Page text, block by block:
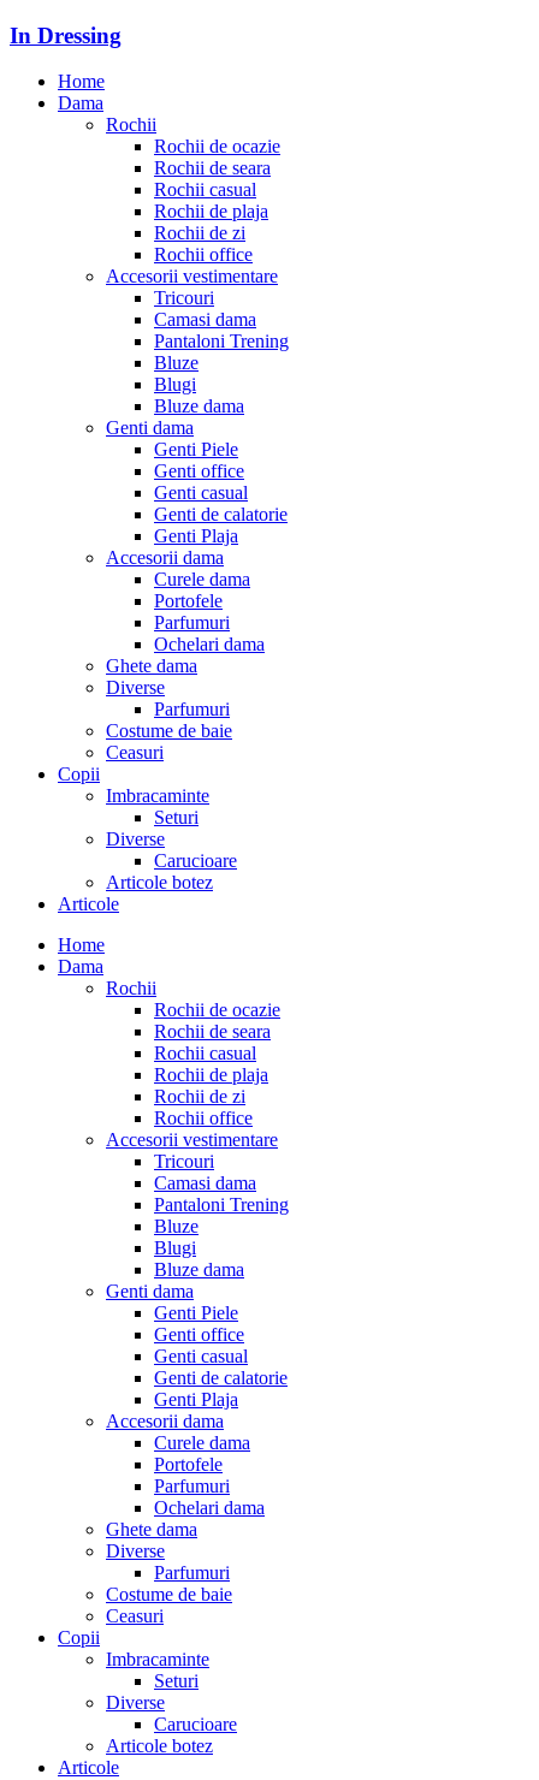
In Dressing
Home
Dama
Rochii
Rochii de ocazie
Rochii de seara
Rochii casual
Rochii de plaja
Rochii de zi
Rochii office
Accesorii vestimentare
Tricouri
Camasi dama
Pantaloni Trening
Bluze
Blugi
Bluze dama
Genti dama
Genti Piele
Genti office
Genti casual
Genti de calatorie
Genti Plaja
Accesorii dama
Curele dama
Portofele
Parfumuri
Ochelari dama
Ghete dama
Diverse
Parfumuri
Costume de baie
Ceasuri
Copii
Imbracaminte
Seturi
Diverse
Carucioare
Articole botez
Articole
Home
Dama
Rochii
Rochii de ocazie
Rochii de seara
Rochii casual
Rochii de plaja
Rochii de zi
Rochii office
Accesorii vestimentare
Tricouri
Camasi dama
Pantaloni Trening
Bluze
Blugi
Bluze dama
Genti dama
Genti Piele
Genti office
Genti casual
Genti de calatorie
Genti Plaja
Accesorii dama
Curele dama
Portofele
Parfumuri
Ochelari dama
Ghete dama
Diverse
Parfumuri
Costume de baie
Ceasuri
Copii
Imbracaminte
Seturi
Diverse
Carucioare
Articole botez
Articole